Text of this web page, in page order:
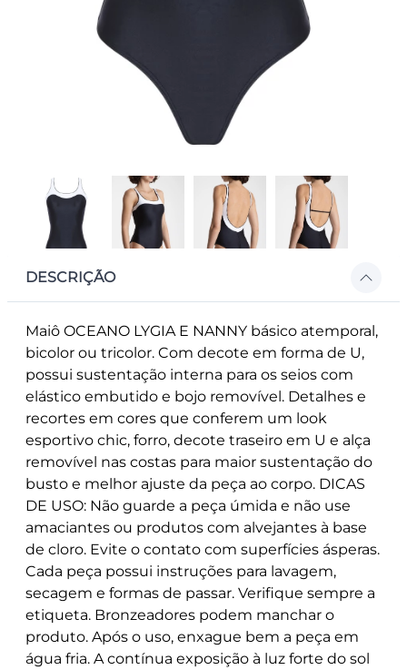
DESCRIÇÃO
Maiô OCEANO LYGIA E NANNY básico atemporal,
bicolor ou tricolor. Com decote em forma de U,
possui sustentação interna para os seios com
elástico embutido e bojo removível. Detalhes e
recortes em cores que conferem um look
esportivo chic, forro, decote traseiro em U e alça
removível nas costas para maior sustentação do
busto e melhor ajuste da peça ao corpo. DICAS
DE USO: Não guarde a peça úmida e não use
amaciantes ou produtos com alvejantes à base
de cloro. Evite o contato com superfícies ásperas.
Cada peça possui instruções para lavagem,
secagem e formas de passar. Verifique sempre a
etiqueta. Bronzeadores podem manchar o
produto. Após o uso, enxague bem a peça em
água fria. A contínua exposição à luz forte do sol